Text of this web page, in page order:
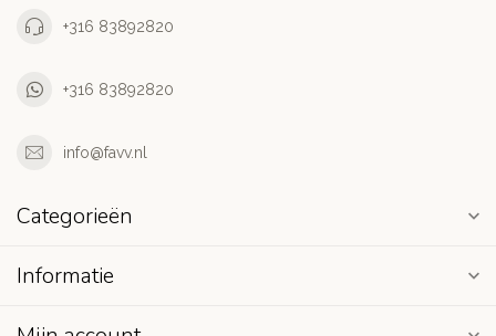
+316 83892820
+316 83892820
info@favv.nl
Categorieën
Informatie